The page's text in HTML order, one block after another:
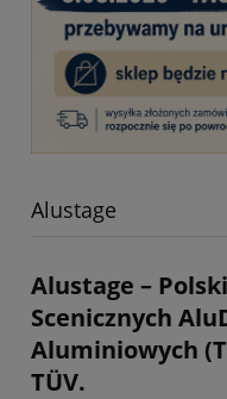
Alustage
Alustage –
Scenicznych
Aluminiowych
TÜV.